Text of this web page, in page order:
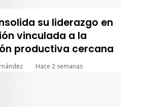
su liderazgo en
vinculada a la
productiva cercana
Hace 2 semanas